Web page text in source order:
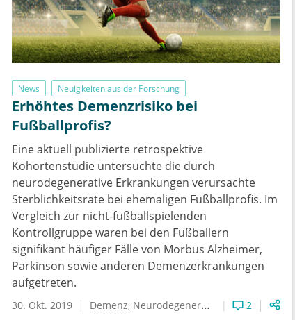
News Neuigkeiten aus der Forschung
Erhöhtes Demenzrisiko bei
Fußballprofis?
Eine aktuell publizierte retrospektive
Kohortenstudie untersuchte die durch
neurodegenerative Erkrankungen verursachte
Sterblichkeitsrate bei ehemaligen Fußballprofis. Im
Vergleich zur nicht-fußballspielenden
Kontrollgruppe waren bei den Fußballern
signifikant häufiger Fälle von Morbus Alzheimer,
Parkinson sowie anderen Demenzerkrankungen
aufgetreten.
30. Okt. 2019 Demenz Neurodegenerative Erkrankungen 2